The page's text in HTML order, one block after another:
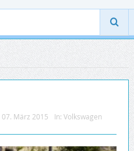
07. März 2015 In: Volkswagen